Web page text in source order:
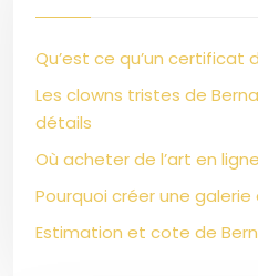
Qu’est ce qu’un certificat
Les clowns tristes de
détails
Où acheter de l’art en
Pourquoi créer une galerie
Estimation et cote de